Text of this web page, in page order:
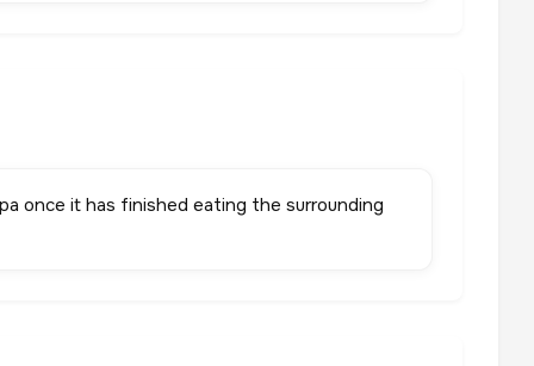
once it has finished eating the surrounding